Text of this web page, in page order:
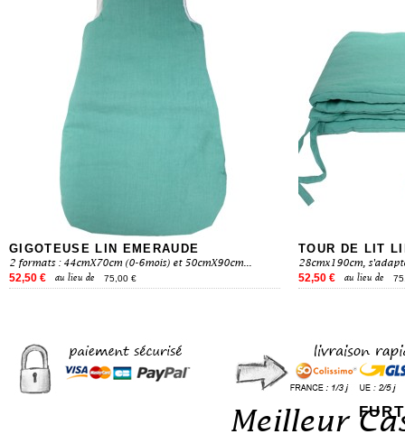
GIGOTEUSE LIN EMERAUDE
2 formats : 44cmX70cm (0-6mois) et 50cmX90cm...
52,50 €
au lieu de 75,00 €
TOUR DE LIT
28cmx190cm,
52,50 €
au lieu de
Meilleur